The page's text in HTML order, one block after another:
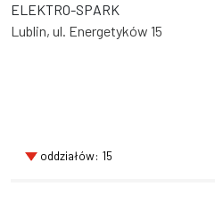
ELEKTRO-SPARK
Lublin, ul. Energetyków 15
oddziałów: 15